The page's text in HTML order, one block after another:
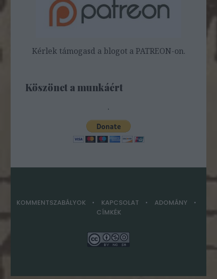
Kérlek támogasd a blogot a PATREON-on.
Köszönet a munkáért
.
KOMMENTSZABÁLYOK KAPCSOLAT
ADOMÁNY
CÍMKÉK